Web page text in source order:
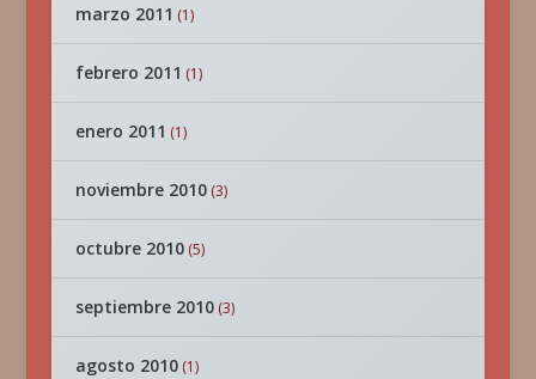
marzo 2011 (1)
febrero 2011 (1)
enero 2011 (1)
noviembre 2010(3)
octubre 2010(5)
septiembre 2010(3)
agosto 2010(1)